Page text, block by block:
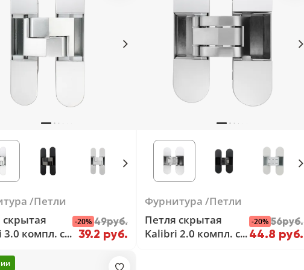
Петли
скрытая
3.0 компл. с
ХРОМ
-20% 49руб.
39.2 руб.
Фурнитура Петли
Петля скрытая
Kalibri 2.0 компл. с
-20% 56руб.
44.8 руб.